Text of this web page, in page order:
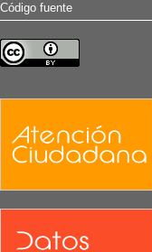
Código fuente